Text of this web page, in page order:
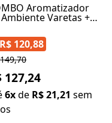
Aromatizador
Varetas +
Hidratante - Linha
127,24
6xde R$ 21,21 sem
R$ 120,88